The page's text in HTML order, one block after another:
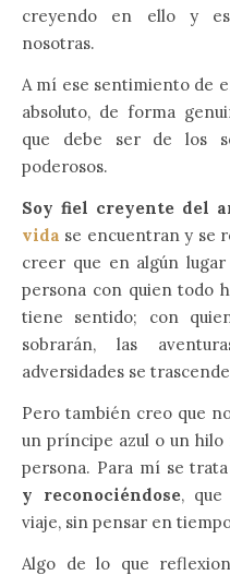
creyendo en ello y
nosotras.
A mí ese sentimiento de
absoluto, de forma
que debe ser de los
poderosos.
Soy fiel creyente del
vida se encuentran y se
creer que en algún
persona con quien todo
tiene sentido; con
sobrarán, las
adversidades se
Pero también creo que
un príncipe azul o un
persona. Para mí se
y reconociéndose, que
viaje, sin pensar en
Algo de lo que